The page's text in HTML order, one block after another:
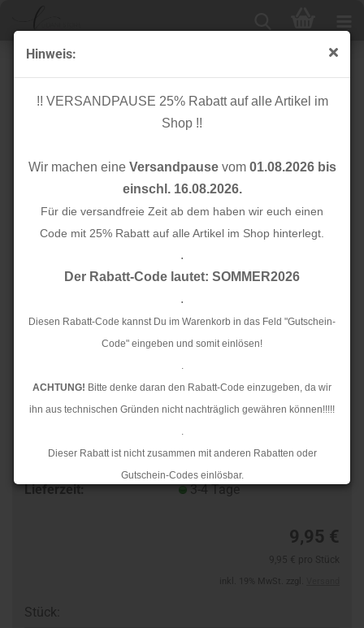
Hinweis:
!! VERSANDPAUSE 25% Rabatt auf alle Artikel im
Shop !!
Wir machen eine Versandpausevom 01.08.2026 bis
einschl. 16.08.2026.
Für die versandfreie Zeit ab dem haben wir euch einen
Code mit 25% Rabatt auf alle Artikel im Shop hinterlegt.
.
Der Rabatt-Code lautet: SOMMER2026
.
Diesen Rabatt-Code kannst Du im Warenkorb in das Feld "Gutschein-
Code" eingeben und somit einlösen!
.
ACHTUNG! Bitte denke daran den Rabatt-Code einzugeben, da wir
ihn aus technischen Gründen nicht nachträglich gewähren können!!!!!
.
Dieser Rabatt ist nicht zusammen mit anderen Rabatten oder
Gutschein-Codes einlösbar.
.
Rückstaus kann es jedoch zu längeren Lieferzeiten kommen.
Cuff me - Bio Bündchen - Cozy Stripes Col.19 - Bliss -
Hamburger Liebe
Lieferzeit:
3-4 Tage
9,95 €
Stück: